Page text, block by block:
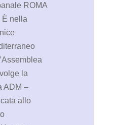
ROMA
È nella
la
ADM –
allo